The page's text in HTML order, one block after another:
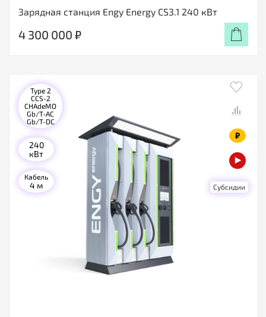
Зарядная станция Engy Energy CS3.1 240 кВт
4 300 000 ₽
₽
Type 2
CCS-2
CHAdeMO
Gb/T-AC
Gb/T-DC
240
кВт
Кабель
4 м Субсидии